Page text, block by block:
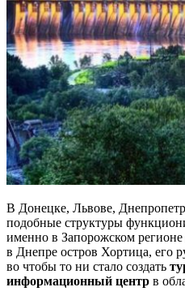
В Донецке, Львове,
подобные структуры
именно в Запорожском
в Днепре остров Хортица, его
во чтобы то ни стало создать
информационный центр в